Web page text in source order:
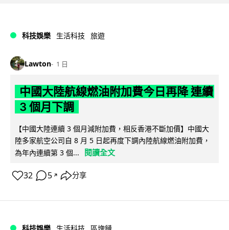
科技娛樂 生活科技 旅遊
Lawton 1 日
中國大陸航線燃油附加費今日再降 連續
3 個月下調
【中國大陸連續 3 個月減附加費，相反香港不斷加價】中國大
陸多家航空公司自 8 月 5 日起再度下調內陸航線燃油附加費，
為年內連續第 3 個...
閱讀全文
32 5 ↗ 分享